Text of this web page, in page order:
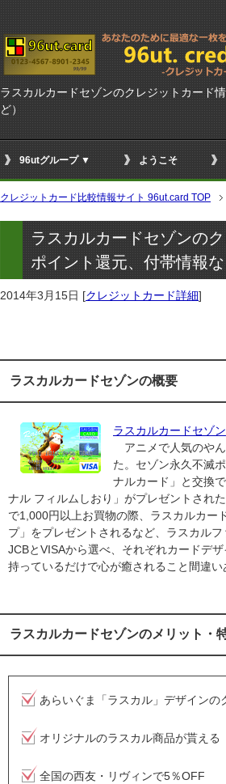
ラスカルカードセゾンのクレジットカード
ど）
96utグループ ▼ ようこそ
クレジットカード比較情報サイト 96ut.card TOP
ラスカルカードセゾンの
ポイント還元、付帯情報な
2014年3月15日 [クレジットカード詳細]
ラスカルカードセゾンの概要
ラスカルカードセゾン
アニメで人気のや
た。セゾン永久不滅
ナルカード」と交換
ナル フィルムしおり」がプレゼントされ
で1,000円以上お買物の際、ラスカルカー
プ」をプレゼントされるなど、ラスカル
JCBとVISAから選べ、それぞれカードデ
持っているだけで心が癒されること間違い
ラスカルカードセゾンのメリット・
あらいぐま「ラスカル」デザイン
オリジナルのラスカル商品が貰える
全国の西友・リヴィンで5％OFF